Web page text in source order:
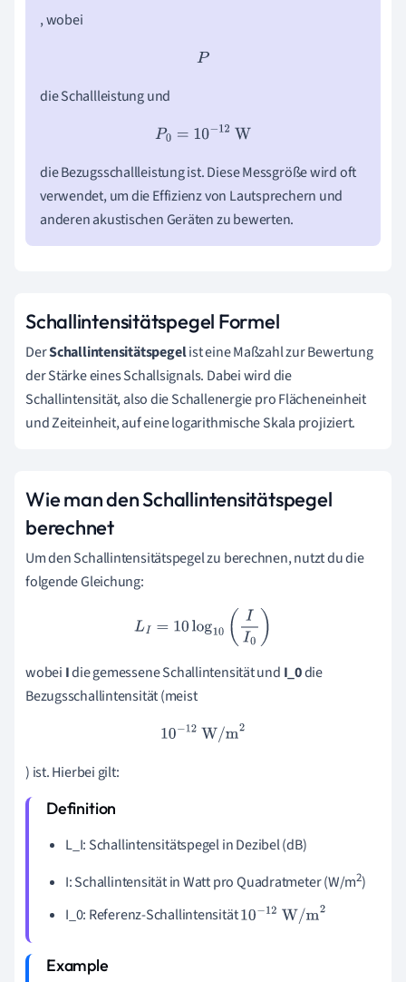
, wobei
P
die Schallleistung und
P 0= 10−12W
die Bezugsschallleistung ist. Diese Messgröße wird oft
verwendet, um die Effizienz von Lautsprechern und
anderen akustischen Geräten zu bewerten.
Schallintensitätspegel Formel
DerSchallintensitätspegelist eine Maßzahl zur Bewertung
der Stärke eines Schallsignals. Dabei wird die
Schallintensität, also die Schallenergie pro Flächeneinheit
und Zeiteinheit, auf eine logarithmische Skala projiziert.
Wie man den Schallintensitätspegel
berechnet
Um den Schallintensitätspegel zu berechnen, nutzt du die
folgende Gleichung:
LI =10log10 II )
wobei Idie gemessene Schallintensität und I_0die
Bezugsschallintensität (meist
10−12W/m2
) ist. Hierbei gilt:
L_I: Schallintensitätspegel in Dezibel (dB)
I: Schallintensität in Watt pro Quadratmeter (W/m2)
I_0: Referenz-Schallintensität10−12 W/m2